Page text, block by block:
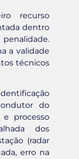
recurso
dentro
a validade
técnicos
do
processo
dos
(radar
erro na